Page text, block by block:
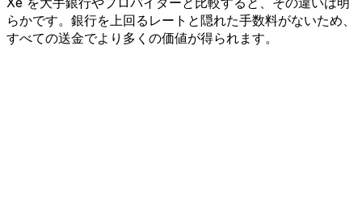
らかです。銀行を上回るレートと隠れた手数料がないため、
すべての送金でより多くの価値が得られます。